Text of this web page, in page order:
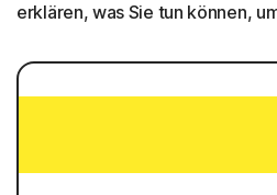
erklären, was Sie tun können,